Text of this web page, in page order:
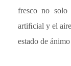
fresco no solo
artiﬁcial y el
estado de